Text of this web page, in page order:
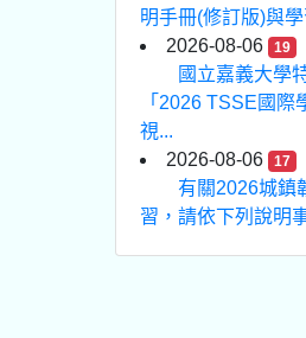
明手冊(修訂版)與
2026-08-06
19
國立嘉義大學
「2026 TSSE國
視...
2026-08-06
17
有關2026城鎮
習，請依下列說明